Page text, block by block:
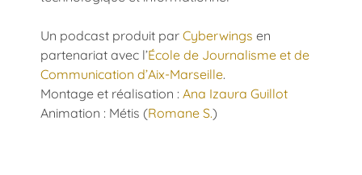
Un podcast produit par Cyberwings en
partenariat avec l’École de Journalisme et de
Communication d’Aix-Marseille.
Montage et réalisation : Ana Izaura Guillot
Animation : Métis (Romane S.)